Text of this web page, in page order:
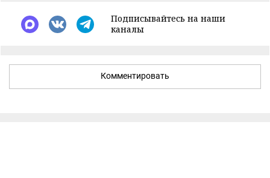
Подписывайтесь на наши
каналы
Комментировать